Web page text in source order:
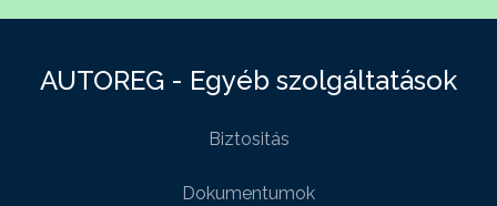
AUTOREG - Egyéb szolgáltatások
Biztositás
Dokumentumok